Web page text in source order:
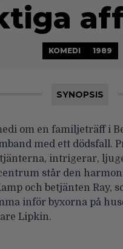
KOMEDI 1989
SYNOPSIS
om en familjeträff i
med ett dödsfall.
intrigerar,
står den
och betjänten Ray,
inför byxorna på
Lipkin.